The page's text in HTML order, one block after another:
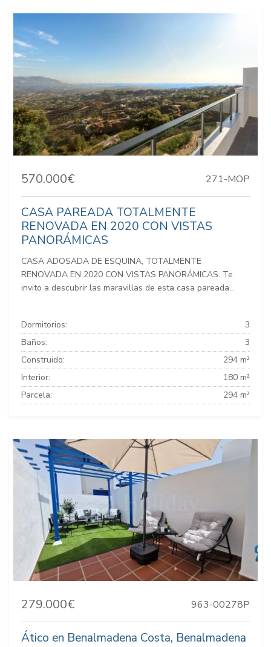
570.000€ 271-MOP
CASA PAREADA TOTALMENTE
RENOVADA EN 2020 CON VISTAS
PANORÁMICAS
CASA ADOSADA DE ESQUINA, TOTALMENTE
RENOVADA EN 2020 CON VISTAS PANORÁMICAS. Te
invito a descubrir las maravillas de esta casa pareada...
Dormitorios:
3
Baños:
3
Construido:
294 m²
Interior:
180 m²
Parcela:
294 m²
279.000€ 963-00278P
Ático en Benalmadena Costa, Benalmadena